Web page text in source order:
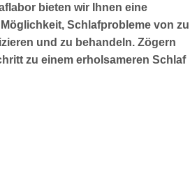
bieten wir Ihnen eine
Schlafprobleme von zu
und zu behandeln. Zögern
zu einem erholsameren Schlaf